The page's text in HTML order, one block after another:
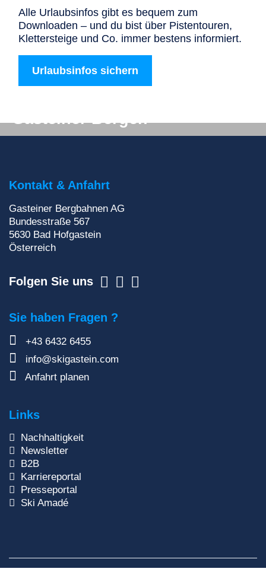
Alle Urlaubsinfos gibt es bequem zum
Downloaden – und du bist über Pistentouren,
Klettersteige und Co. immer bestens informiert.
Urlaubsinfos sichern
Gasteiner Bergen
Zur Newsletteranmeldung
Kontakt & Anfahrt
Gasteiner Bergbahnen AG
Bundesstraße 567
5630 Bad Hofgastein
Österreich
Folgen Sie uns
Sie haben Fragen ?
+43 6432 6455
info@skigastein.com
Anfahrt planen
Links
Nachhaltigkeit
Newsletter
B2B
Karriereportal
Presseportal
Ski Amadé